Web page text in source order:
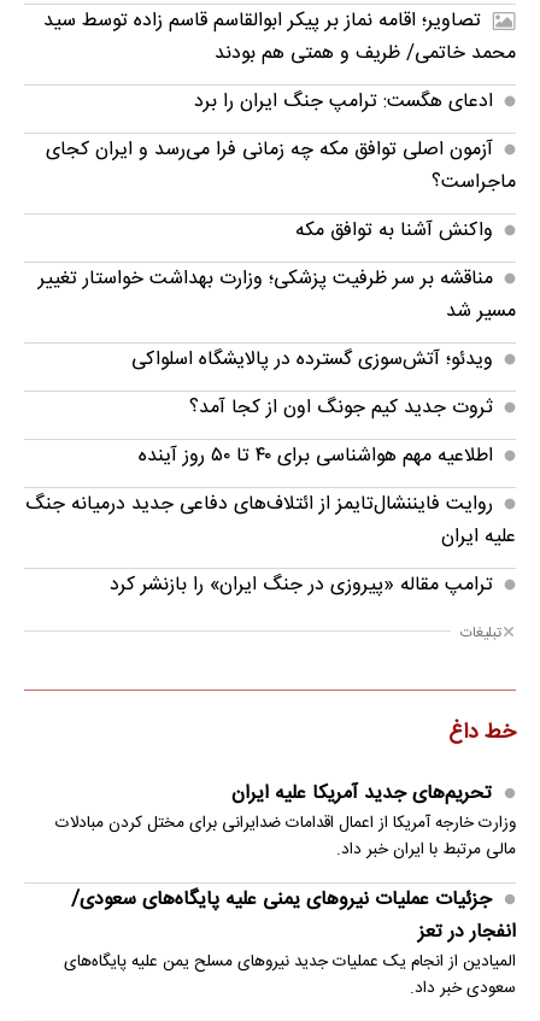
تصاویر؛ اقامه نماز بر پیکر ابوالقاسم قاسم زاده توسط سید
محمد خاتمی/ ظریف و همتی هم بودند
ادعای هگست: ترامپ جنگ ایران را برد
آزمون اصلی توافق مکه چه زمانی فرا می‌رسد و ایران کجای
ماجراست؟
واکنش آشنا به توافق مکه
مناقشه بر سر ظرفیت پزشکی؛ وزارت بهداشت خواستار تغییر
مسیر شد
ویدئو؛ آتش‌سوزی گسترده در پالایشگاه اسلواکی
ثروت جدید کیم جونگ اون از کجا آمد؟
اطلاعیه مهم هواشناسی برای ۴۰ تا ۵۰ روز آینده
روایت فایننشال‌تایمز از ائتلاف‌های دفاعی جدید درمیانه جنگ
علیه ایران
ترامپ مقاله «پیروزی در جنگ ایران» را بازنشر کرد
تبلیغات
خط داغ
تحریم‌های جدید آمریکا علیه ایران
وزارت خارجه آمریکا از اعمال اقدامات ضدایرانی برای مختل کردن مبادلات
مالی مرتبط با ایران خبر داد.
جزئیات عملیات نیروهای یمنی علیه پایگاه‌های سعودی/
انفجار در تعز
المیادین از انجام یک عملیات جدید نیروهای مسلح یمن علیه پایگاه‌های
سعودی خبر داد.